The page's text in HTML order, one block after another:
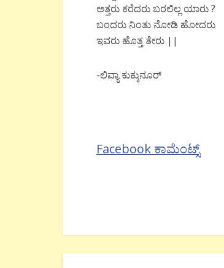
ಅತ್ತರು ಕರೆದರು ಬರಲಿಲ್ಲ ಯಾರು ?
ಬಂದರು ನಿಂತು ನೋಡಿ ಹೋದರು
ಇವರು ಹೊತ್ತ ತೇರು ||
-ಲಿವ್ಯಾ ಕುಕ್ಕುನೂರ್
Facebook ಕಾಮೆಂಟ್ಸ್